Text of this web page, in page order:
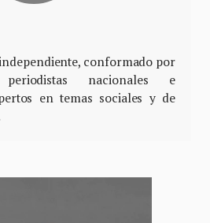
conformado por
nacionales e
en temas sociales y de